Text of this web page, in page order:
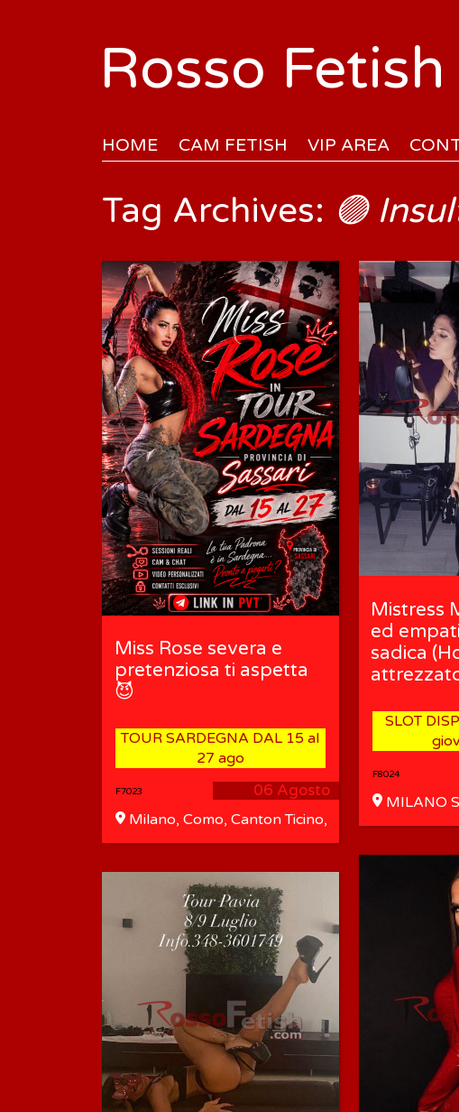
Rosso Fetish
HOME CAM FETISH VIP AREA
Tag Archives: 🟣
Miss Rose severa e
pretenziosa ti aspetta
😈
TOUR SARDEGNA DAL 15 al
27 ago
06 Agosto
F7023
Milano, Como, Canton Ticino,
Mistress
ed
sadica
SLOT
F8024
MILANO